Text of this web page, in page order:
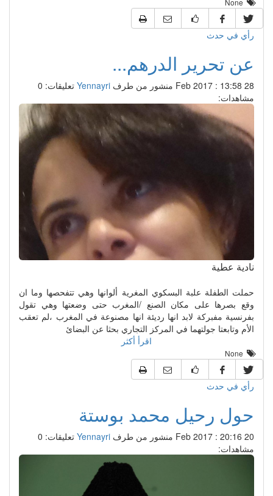
رأي في حدث
عن تحرير الدرهم...
28 Feb 2017 : 13:58 منشور من طرف Yennayri تعليقات: 0
مشاهدات:
نادية عطية
حملت الطفلة علبة البسكوي المغرية ألوانها وهي تتفحصها وما ان
وقع بصرها على مكان الصنع /المغرب حتى وضعتها وهي تقول
بفرنسية مفبركة لابد انها رديئة انها مصنوعة في المغرب ،لم تعقب
الأم وتابعتا جولتهما في المركز التجاري بحثا عن البضائ
اقرأ أكثر
رأي في حدث
حول رحيل محمد بوستة
20 Feb 2017 : 20:16 منشور من طرف Yennayri تعليقات: 0
مشاهدات: